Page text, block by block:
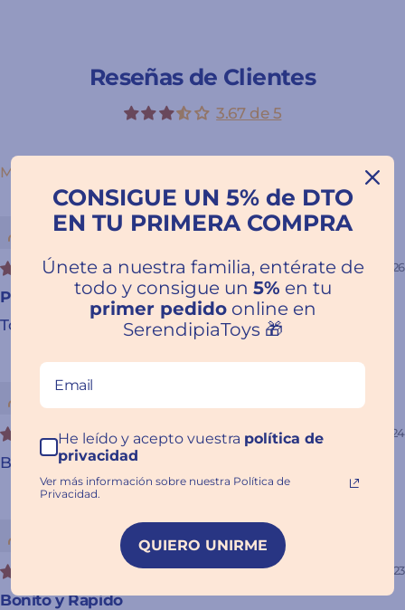
Reseñas de Clientes
3.67 de 5
SORT BY
LOLA MUÑOZ
01/02/2026
Perfecto
Todo perfecto y envío súper rápido.
Ana María Méndez Leon
03/07/2024
Bloques MELI - MAXI 50 piezas
12/17/2023
Bonito y Rapido
CONSIGUE UN 5% de DTO
EN TU PRIMERA COMPRA
Únete a nuestra familia, entérate de
todo y consigue un 5% en tu
primer pedidoonline en
SerendipiaToys 🎁
He leído y acepto vuestra política de
privacidad
Ver más información sobre nuestra Política de
Privacidad.
QUIERO UNIRME